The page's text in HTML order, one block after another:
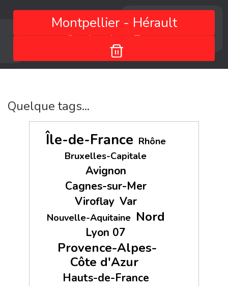
Montpellier - Hérault
- Occitanie - France
Quelque tags...
Île-de-France Rhône
Bruxelles-Capitale
Avignon
Cagnes-sur-Mer
Viroflay Var
Nouvelle-Aquitaine Nord
Lyon 07
Provence-Alpes-
Côte d'Azur
Hauts-de-France